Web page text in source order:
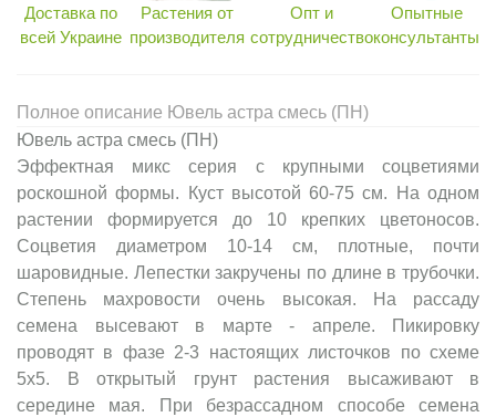
Доставка по
всей Украине
Растения от
производителя
Опт и
сотрудничество
Опытные
консультанты
Полное описание Ювель астра смесь (ПН)
Ювель астра смесь (ПН)
Эффектная микс серия с крупными соцветиями
роскошной формы. Куст высотой 60-75 см. На одном
растении формируется до 10 крепких цветоносов.
Соцветия диаметром 10-14 см, плотные, почти
шаровидные. Лепестки закручены по длине в трубочки.
Степень махровости очень высокая. На рассаду
семена высевают в марте - апреле. Пикировку
проводят в фазе 2-3 настоящих листочков по схеме
5x5. В открытый грунт растения высаживают в
середине мая. При безрассадном способе семена